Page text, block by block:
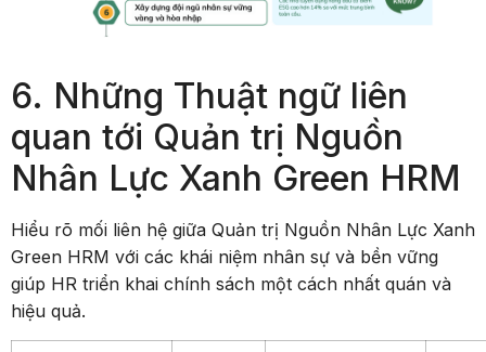
6. Những Thuật ngữ liên
quan tới Quản trị Nguồn
Nhân Lực Xanh Green HRM
Hiểu rõ mối liên hệ giữa Quản trị Nguồn Nhân Lực Xanh
Green HRM với các khái niệm nhân sự và bền vững
giúp HR triển khai chính sách một cách nhất quán và
hiệu quả.